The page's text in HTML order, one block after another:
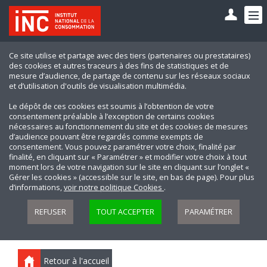
Ce site utilise et partage avec des tiers (partenaires ou prestataires)
des cookies et autres traceurs à des fins de statistiques et de
mesure d’audience, de partage de contenu sur les réseaux sociaux
et d’utilisation d'outils de visualisation multimédia.
Le dépôt de ces cookies est soumis à l’obtention de votre
consentement préalable à l’exception de certains cookies
nécessaires au fonctionnement du site et des cookies de mesures
d’audience pouvant être regardés comme exempts de
consentement. Vous pouvez paramétrer votre choix, finalité par
finalité, en cliquant sur « Paramétrer » et modifier votre choix à tout
moment lors de votre navigation sur le site en cliquant sur l’onglet «
Gérer les cookies » (accessible sur le site, en bas de page). Pour plus
d’informations,voir notre politique Cookies .
REFUSER TOUT ACCEPTER PARAMÉTRER
Retour à l'accueil